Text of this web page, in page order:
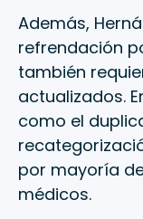
Además,
refrendación
también
actualizados.
como el
por mayoría
médicos.